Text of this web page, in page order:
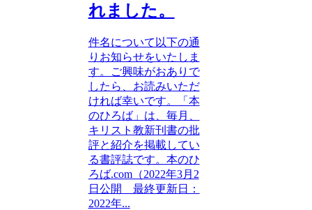
れました。
件名について以下の通
りお知らせをいたしま
す。ご興味がおありで
したら、お読みいただ
ければ幸いです。「本
のひろば」は、毎月、
キリスト教新刊書の批
評と紹介を掲載してい
る書評誌です。本のひ
ろば.com（2022年3月2
日公開 最終更新日：
2022年...